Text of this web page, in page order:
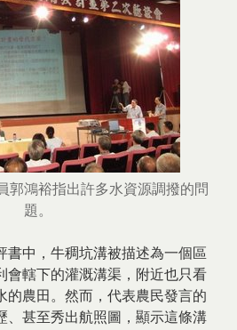
郭鴻裕指出許多水資源調撥的問
題。
書中，牛稠坑溝被描述為一個區
會轄下的灌溉溝渠，附近也只看
的農田。然而，代表農民發言的
、甚至秀出航照圖，顯示這條溝